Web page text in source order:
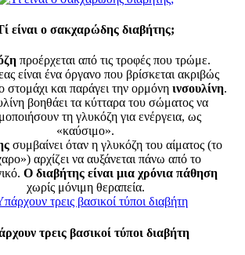
είναι ο σακχαρώδης διαβήτης;
προέρχεται από τις τροφές που τρώμε.
είναι ένα όργανο που βρίσκεται ακριβώς
στομάχι και παράγει την ορμόνη ινσουλίνη.
βοηθάει τα κύτταρα του σώματος να
τη γλυκόζη για ενέργεια, ως
«καύσιμο».
συμβαίνει όταν η γλυκόζη του αίματος (το
αρχίζει να αυξάνεται πάνω από το
Ο διαβήτης είναι μια χρόνια πάθηση
χωρίς μόνιμη θεραπεία.
τρεις βασικοί τύποι διαβήτη